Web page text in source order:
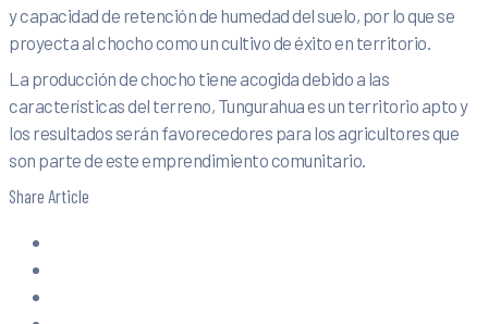
y capacidad de retención de humedad del suelo, por lo que se
proyecta al chocho como un cultivo de éxito en territorio.
La producción de chocho tiene acogida debido a las
características del terreno, Tungurahua es un territorio apto y
los resultados serán favorecedores para los agricultores que
son parte de este emprendimiento comunitario.
Share Article